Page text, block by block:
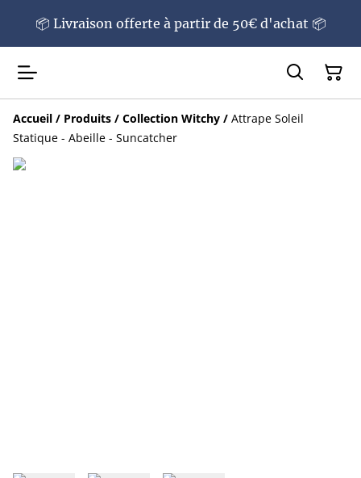
📦 Livraison offerte à partir de 50€ d'achat 📦
Accueil / Produits / Collection Witchy / Attrape Soleil
Statique - Abeille - Suncatcher